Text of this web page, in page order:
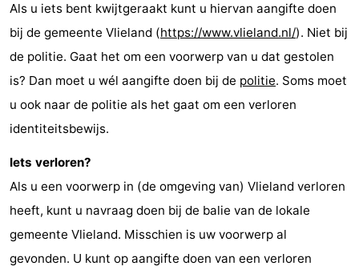
Evenementen
Praktisch
Forum
Route
-
Reisboekenwinkel
Als u iets bent kwijtgeraakt kunt u hiervan aangifte doen
bij de gemeente Vlieland (https://www.vlieland.nl/). Niet bij
de politie. Gaat het om een voorwerp van u dat gestolen
is? Dan moet u wél aangifte doen bij de politie. Soms moet
u ook naar de politie als het gaat om een verloren
identiteitsbewijs.
Iets verloren?
Als u een voorwerp in (de omgeving van) Vlieland verloren
heeft, kunt u navraag doen bij de balie van de lokale
gemeente Vlieland. Misschien is uw voorwerp al
gevonden. U kunt op aangifte doen van een verloren